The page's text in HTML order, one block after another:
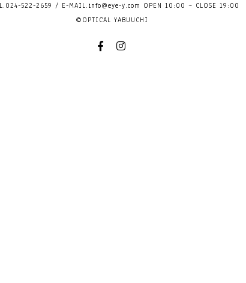
522-2659 / E-MAIL.info@eye-y.com OPEN 10:00 ~ CLOSE
©OPTICAL YABUUCHI